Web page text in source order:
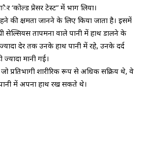
‘कोल्ड प्रेसर टेस्ट” में भाग लिया।
की क्षमता जानने के लिए किया जाता है। इसमें
सेल्सियस तापमना वाले पानी में हाथ डालने के
देर तक उनके हाथ पानी में रहे, उनके दर्द
मानी गई।
प्रतिभागी शारीरिक रूप से अधिक सक्रिय थे, वे
में अपना हाथ रख सकते थे।